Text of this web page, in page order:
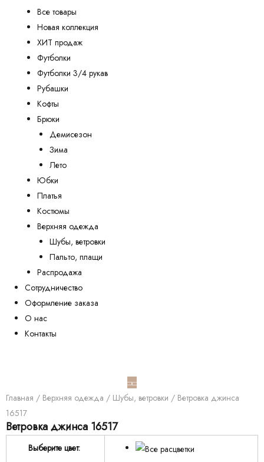
Все товары
Новая коллекция
ХИТ продаж
Футболки
Футболки 3/4 рукав
Рубашки
Кофты
Брюки
Демисезон
Зима
Лето
Юбки
Платья
Костюмы
Верхняя одежда
Шубы, ветровки
Пальто, плащи
Распродажа
Сотрудничество
Оформление заказа
О нас
Контакты
Главная / Верхняя одежда / Шубы, ветровки / Ветровка джинса
16517
Ветровка джинса 16517
Выберите цвет: